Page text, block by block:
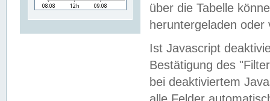
über die Tabelle
heruntergeladen oder
Ist Javascript
Bestätigung des
bei deaktiviertem